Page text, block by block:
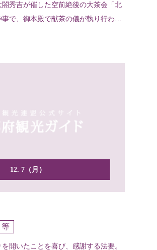
閤秀吉が催した空前絶後の大茶会「北
で、御本殿で献茶の儀が執り行われ
12. 7（月）
等
開いたことを喜び、感謝する法要。